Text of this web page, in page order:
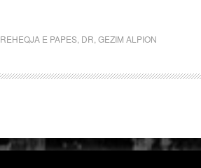
E PAPES DR GEZIM ALPION